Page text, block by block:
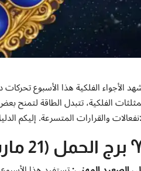
الأجواء الفلكية هذا الأسبوع تحركات
الفلكية، تتبدل الطاقة لتمنح
والقرارات المتسرعة. إليكم
الحمل (21 مارس - 19 أبريل)